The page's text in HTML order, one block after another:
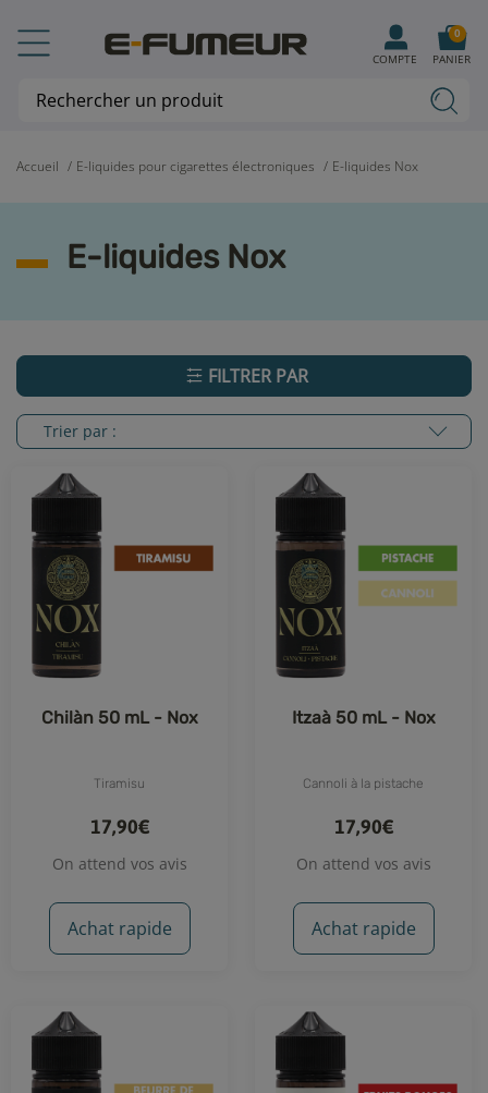
Accueil E-liquides pour cigarettes électroniques E-liquides Nox
E-liquides Nox
FILTRER PAR
Trier par :
Chilàn 50 mL - Nox
Tiramisu
17,90€
On attend vos avis
Achat rapide
Itzaà 50 mL - Nox
Cannoli à la pistache
17,90€
On attend vos avis
Achat rapide
COMPTE PANIER
0